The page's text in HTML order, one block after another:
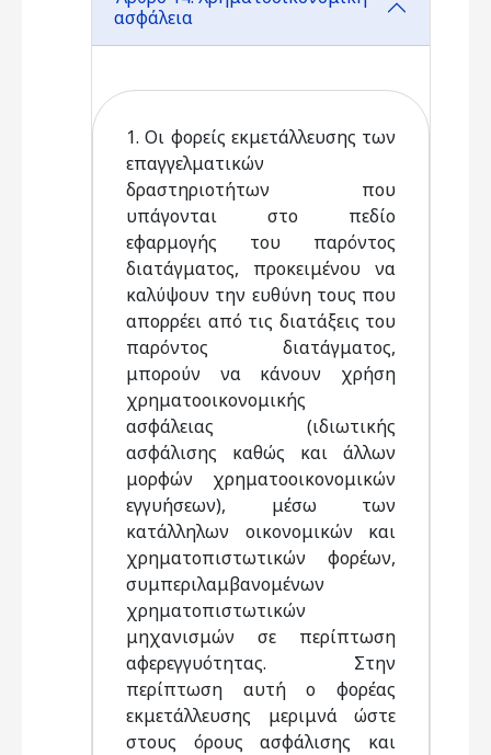
ασφάλεια
1. Οι φορείς εκμετάλλευσης των
επαγγελματικών
δραστηριοτήτων που
υπάγονται στο πεδίο
εφαρμογής του παρόντος
διατάγματος, προκειμένου να
καλύψουν την ευθύνη τους που
απορρέει από τις διατάξεις του
παρόντος διατάγματος,
μπορούν να κάνουν χρήση
χρηματοοικονομικής
ασφάλειας (ιδιωτικής
ασφάλισης καθώς και άλλων
μορφών χρηματοοικονομικών
εγγυήσεων), μέσω των
κατάλληλων οικονομικών και
χρηματοπιστωτικών φορέων,
συμπεριλαμβανομένων
χρηματοπιστωτικών
μηχανισμών σε περίπτωση
αφερεγγυότητας. Στην
περίπτωση αυτή ο φορέας
εκμετάλλευσης μεριμνά ώστε
στους όρους ασφάλισης και